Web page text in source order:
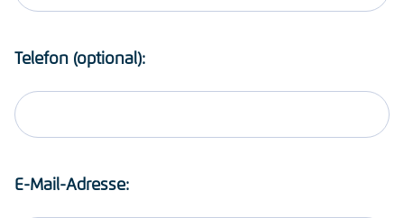
Telefon (optional):
E-Mail-Adresse: